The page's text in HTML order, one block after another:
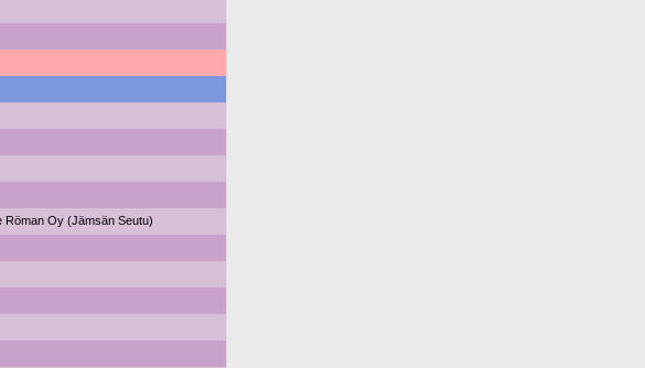
Röman Oy (Jämsän Seutu)